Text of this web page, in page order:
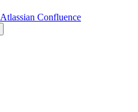
Atlassian Confluence